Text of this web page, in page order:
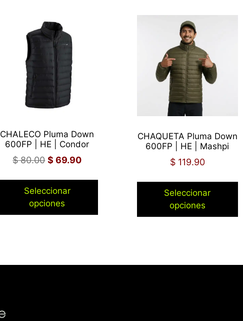
CHALECO Pluma Down
600FP | HE | Condor
$80.00 $ 69.90
Seleccionar
opciones
CHAQUETA Pluma Down
600FP | HE | Mashpi
$119.90
Seleccionar
opciones